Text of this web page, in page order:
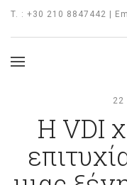
T. : +30 210 8847442 |
22
Η VDI